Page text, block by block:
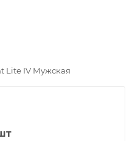
Lite IV Мужская